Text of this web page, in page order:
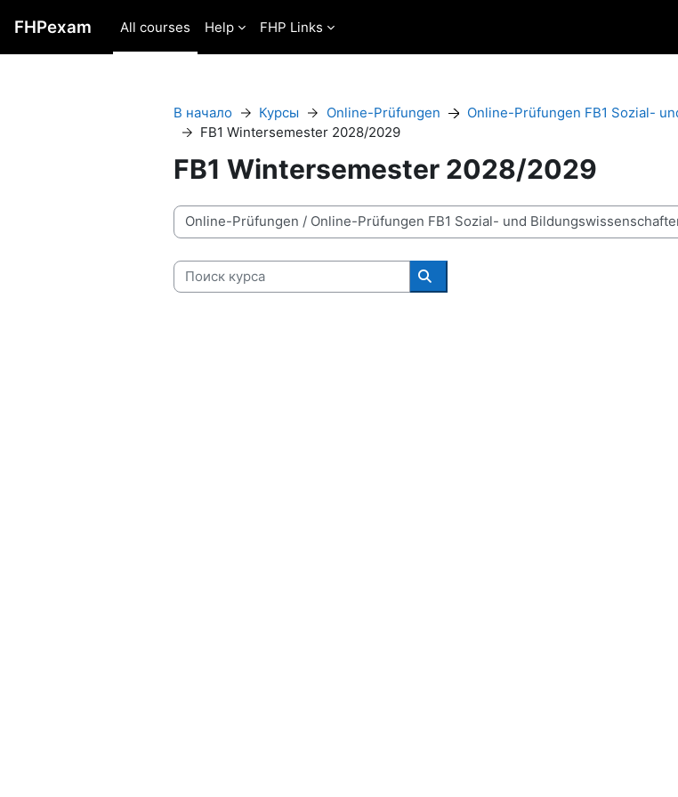
FHPexam All courses Help FHP Links
В начало Курсы Online-Prüfungen
Online-Prüfungen FB1 Sozial-
FB1 Wintersemester 2028/2029
FB1 Wintersemester 2028/2029
Категории курсов
Поиск курса
Поиск курса